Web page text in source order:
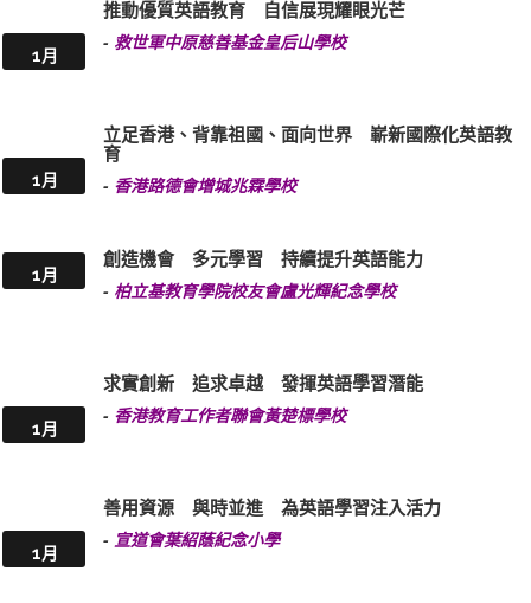
1月
推動優質英語教育 自信展現耀眼光芒
- 救世軍中原慈善基金皇后山學校
1月
立足香港、背靠祖國、面向世界 嶄新國際化英語教
育
- 香港路德會增城兆霖學校
1月
創造機會 多元學習 持續提升英語能力
- 柏立基教育學院校友會盧光輝紀念學校
1月
求實創新 追求卓越 發揮英語學習潛能
- 香港教育工作者聯會黃楚標學校
1月
善用資源 與時並進 為英語學習注入活力
- 宣道會葉紹蔭紀念小學